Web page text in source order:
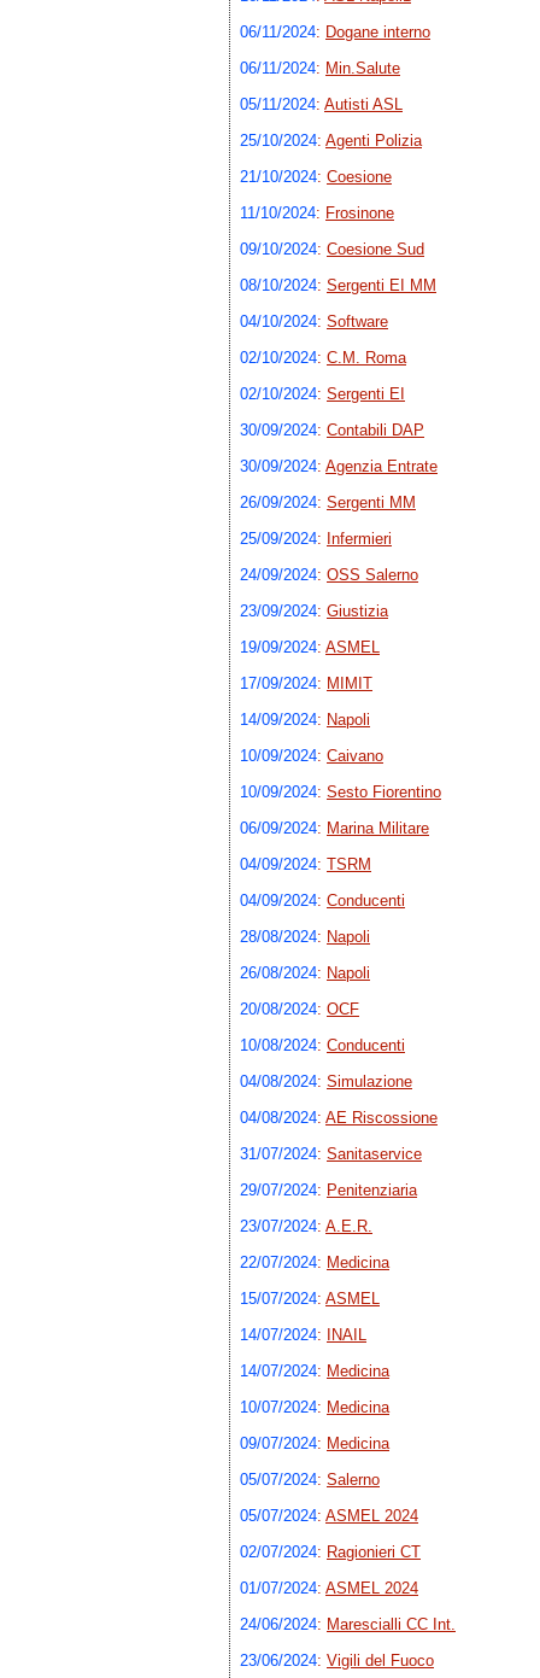
06/11/2024: Dogane interno
06/11/2024: Min.Salute
05/11/2024: Autisti ASL
25/10/2024: Agenti Polizia
21/10/2024: Coesione
11/10/2024: Frosinone
09/10/2024: Coesione Sud
08/10/2024: Sergenti EI MM
04/10/2024: Software
02/10/2024: C.M. Roma
02/10/2024: Sergenti EI
30/09/2024: Contabili DAP
30/09/2024: Agenzia Entrate
26/09/2024: Sergenti MM
25/09/2024: Infermieri
24/09/2024: OSS Salerno
23/09/2024: Giustizia
19/09/2024: ASMEL
17/09/2024: MIMIT
14/09/2024: Napoli
10/09/2024: Caivano
10/09/2024: Sesto Fiorentino
06/09/2024: Marina Militare
04/09/2024: TSRM
04/09/2024: Conducenti
28/08/2024: Napoli
26/08/2024: Napoli
20/08/2024: OCF
10/08/2024: Conducenti
04/08/2024: Simulazione
04/08/2024: AE Riscossione
31/07/2024: Sanitaservice
29/07/2024: Penitenziaria
23/07/2024: A.E.R.
22/07/2024: Medicina
15/07/2024: ASMEL
14/07/2024:
INAIL
14/07/2024: Medicina
10/07/2024: Medicina
09/07/2024: Medicina
05/07/2024: Salerno
05/07/2024: ASMEL 2024
02/07/2024: Ragionieri CT
01/07/2024: ASMEL 2024
24/06/2024: Marescialli CC Int.
23/06/2024: Vigili del Fuoco